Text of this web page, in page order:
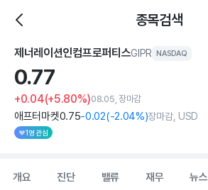
종목검색
제너레이션인컴프로퍼티스GIPR NASDAQ
0.77
+0.04(+5.80%)08.05, 장마감
애프터마켓0.75-0.02(-2.04%)장마감, USD
1명 관심
개요 진단 밸류 재무 뉴스